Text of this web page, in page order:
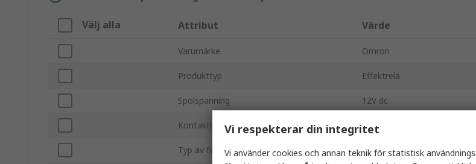
Välj alla Attribut Värde
Varumärke Omron
Produkttyp Effektrelä
Spolspänning 12V dc
Kontaktkonfiguration DPDT
Typ av fäste Panel
Vi respekterar din integritet
Vi använder cookies och annan teknik för statistisk